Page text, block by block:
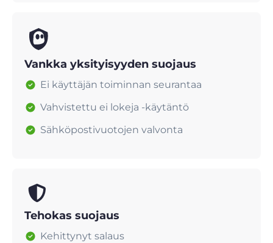
Vankka yksityisyyden suojaus
Ei käyttäjän toiminnan seurantaa
Vahvistettu ei lokeja -käytäntö
Sähköpostivuotojen valvonta
Tehokas suojaus
Kehittynyt salaus